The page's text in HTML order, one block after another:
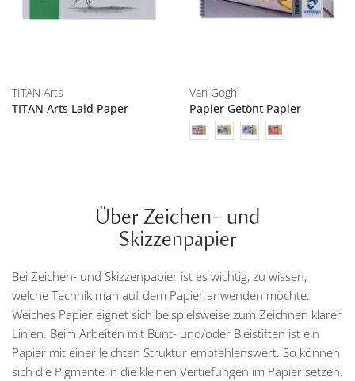
TITAN Arts
TITAN Arts Laid Paper
Van Gogh
Papier Getönt Papier
Über Zeichen- und
Skizzenpapier
Bei Zeichen- und Skizzenpapier ist es wichtig, zu wissen,
welche Technik man auf dem Papier anwenden möchte.
Weiches Papier eignet sich beispielsweise zum Zeichnen klarer
Linien. Beim Arbeiten mit Bunt- und/oder Bleistiften ist ein
Papier mit einer leichten Struktur empfehlenswert. So können
sich die Pigmente in die kleinen Vertiefungen im Papier setzen.